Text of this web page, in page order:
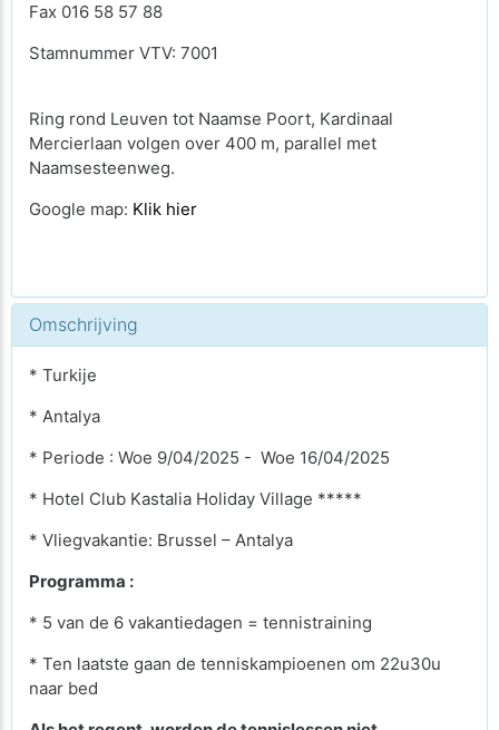
Fax 016 58 57 88
Stamnummer VTV: 7001
Ring rond Leuven tot Naamse Poort, Kardinaal
Mercierlaan volgen over 400 m, parallel met
Naamsesteenweg.
Google map: Klik hier
Omschrijving
* Turkije
* Antalya
* Periode : Woe 9/04/2025 - Woe 16/04/2025
* Hotel Club Kastalia Holiday Village *****
* Vliegvakantie: Brussel – Antalya
Programma :
* 5 van de 6 vakantiedagen = tennistraining
* Ten laatste gaan de tenniskampioenen om 22u30u
naar bed